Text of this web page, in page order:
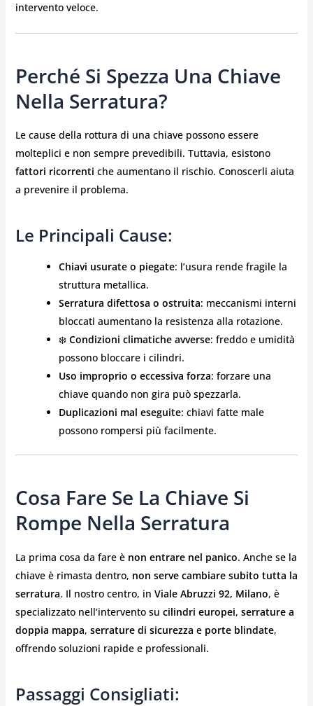
intervento veloce.
Perché Si Spezza Una Chiave
Nella Serratura?
Le cause della rottura di una chiave possono essere
molteplici e non sempre prevedibili. Tuttavia, esistono
fattori ricorrenti che aumentano il rischio. Conoscerli aiuta
a prevenire il problema.
Le Principali Cause:
Chiavi usurate o piegate: l’usura rende fragile la
struttura metallica.
Serratura difettosa o ostruita: meccanismi interni
bloccati aumentano la resistenza alla rotazione.
❄️ Condizioni climatiche avverse: freddo e umidità
possono bloccare i cilindri.
Uso improprio o eccessiva forza: forzare una
chiave quando non gira può spezzarla.
Duplicazioni mal eseguite: chiavi fatte male
possono rompersi più facilmente.
Cosa Fare Se La Chiave Si
Rompe Nella Serratura
La prima cosa da fare è non entrare nel panico. Anche se la
chiave è rimasta dentro, non serve cambiare subito tutta la
serratura. Il nostro centro, in Viale Abruzzi 92, Milano, è
specializzato nell’intervento su cilindri europei, serrature a
doppia mappa, serrature di sicurezza e porte blindate,
offrendo soluzioni rapide e professionali.
Passaggi Consigliati: